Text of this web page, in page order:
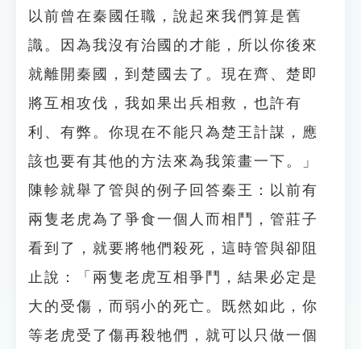
以前曾在秦國任職，說起來我們算是舊
識。因為我沒有治國的才能，所以你後來
就離開秦國，到楚國去了。現在齊、楚即
將互相攻伐，我如果出兵相救，也許有
利、有弊。你現在不能只為楚王計謀，應
該也要有其他的方法來為我策畫一下。」
陳軫就舉了管與的例子回答秦王：以前有
兩隻老虎為了爭食一個人而相鬥，管莊子
看到了，就要將牠們殺死，這時管與卻阻
止說：「兩隻老虎互相爭鬥，結果必定是
大的受傷，而弱小的死亡。既然如此，你
等老虎受了傷再殺牠們，就可以只做一個